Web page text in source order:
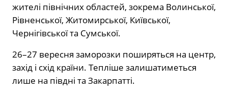
жителі північних областей, зокрема Волинської,
Рівненської, Житомирської, Київської,
Чернігівської та Сумської.
26–27 вересня заморозки поширяться на центр,
захід і схід країни. Тепліше залишатиметься
лише на півдні та Закарпатті.